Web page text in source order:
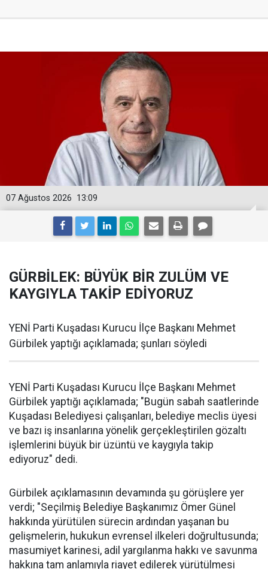
13:09
07 Ağustos 2026
GÜRBİLEK: BÜYÜK BİR ZULÜM VE
KAYGIYLA TAKİP EDİYORUZ
YENİ Parti Kuşadası Kurucu İlçe Başkanı Mehmet
Gürbilek yaptığı açıklamada; şunları söyledi
YENİ Parti Kuşadası Kurucu İlçe Başkanı Mehmet
Gürbilek yaptığı açıklamada; "Bugün sabah saatlerinde
Kuşadası Belediyesi çalışanları, belediye meclis üyesi
ve bazı iş insanlarına yönelik gerçekleştirilen gözaltı
işlemlerini büyük bir üzüntü ve kaygıyla takip
ediyoruz" dedi.
Gürbilek açıklamasının devamında şu görüşlere yer
verdi; "Seçilmiş Belediye Başkanımız Ömer Günel
hakkında yürütülen sürecin ardından yaşanan bu
gelişmelerin, hukukun evrensel ilkeleri doğrultusunda;
masumiyet karinesi, adil yargılanma hakkı ve savunma
hakkına tam anlamıyla riayet edilerek yürütülmesi